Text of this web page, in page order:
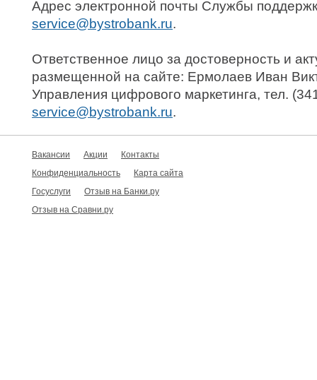
Адрес электронной почты Службы
.
Ответственное лицо за достоверность и
размещенной на сайте: Ермолаев Иван
Управления цифрового маркетинга, тел.
.
Вакансии Акции
Контакты
Конфиденциальность
Карта сайта
Госуслуги
Отзыв на Банки.ру
Отзыв на Сравни.ру